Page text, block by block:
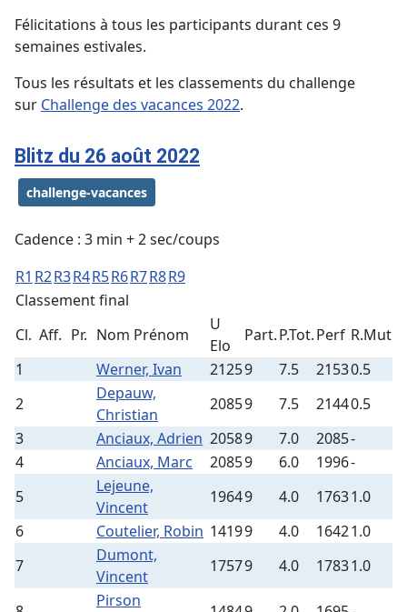
Félicitations à tous les participants durant ces 9
semaines estivales.
Tous les résultats et les classements du challenge
sur Challenge des vacances 2022.
Blitz du 26 août 2022
challenge-vacances
Cadence : 3 min + 2 sec/coups
R1 R2R3R4R5R6R7R8R9
Classement final
Cl. Aff. Pr. Nom Prénom
U
Elo
Part.P.Tot.Perf R.Mut
1
Werner, Ivan 21259 7.5 21530.5
2
Depauw,
Christian
20859 7.5 21440.5
3
Anciaux, Adrien 20589 7.0 2085-
4
Anciaux, Marc 20859 6.0 1996-
5
Lejeune,
Vincent
19649 4.0 17631.0
6
Coutelier, Robin 14199 4.0 16421.0
7
Dumont,
Vincent
17579 4.0 17831.0
Pirson